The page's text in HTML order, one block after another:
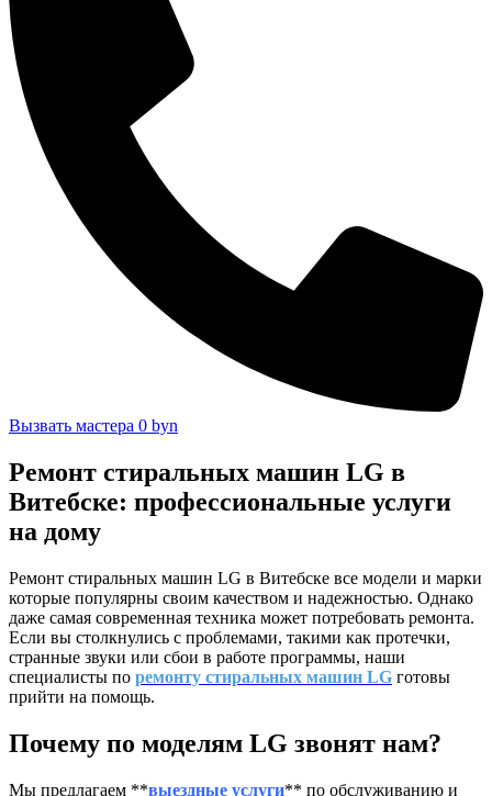
Вызвать мастера 0 byn
Ремонт стиральных машин LG в
Витебске: профессиональные услуги
на дому
Ремонт стиральных машин LG в Витебске все модели и марки
которые популярны своим качеством и надежностью. Однако
даже самая современная техника может потребовать ремонта.
Если вы столкнулись с проблемами, такими как протечки,
странные звуки или сбои в работе программы, наши
специалисты по ремонту стиральных машин LG готовы
прийти на помощь.
Почему по моделям LG звонят нам?
Мы предлагаем **выездные услуги** по обслуживанию и